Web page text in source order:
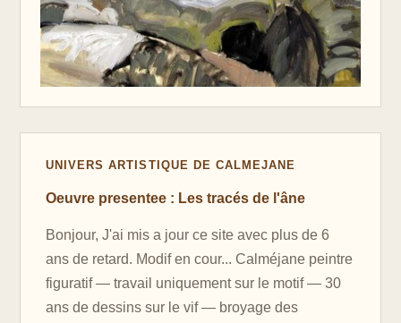
UNIVERS ARTISTIQUE DE CALMEJANE
Oeuvre presentee : Les tracés de l'âne
Bonjour, J'ai mis a jour ce site avec plus de 6
ans de retard. Modif en cour... Calméjane peintre
figuratif — travail uniquement sur le motif — 30
ans de dessins sur le vif — broyage des